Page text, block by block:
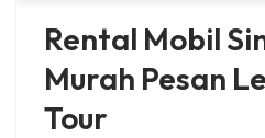
Rental Mobil
Murah Pesan
Tour